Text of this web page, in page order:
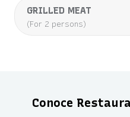
GRILLED MEAT
(For 2 persons)
Conoce